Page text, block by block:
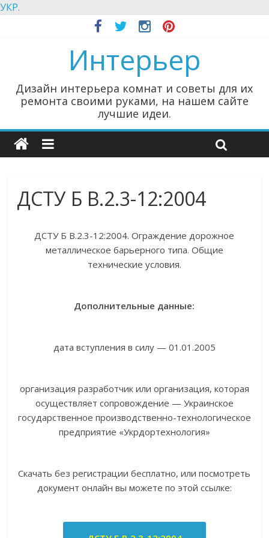
УКР.
Интерьер
Дизайн интерьера комнат и советы для их
ремонта своими руками, на нашем сайте
лучшие идеи.
ДСТУ Б В.2.3-12:2004
ДСТУ Б В.2.3-12:2004. Ограждение дорожное
металлическое барьерного типа. Общие
технические условия.
Дополнительные данные:
дата вступления в силу — 01.01.2005
организация разработчик или организация, которая
осуществляет сопровождение — Украинское
государственное производственно-технологическое
предприятие «Укрдортехнология»
Скачать без регистрации бесплатно, или посмотреть
документ онлайн вы можете по этой ссылке: